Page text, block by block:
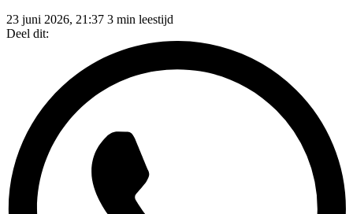
23 juni 2026, 21:37 3 min leestijd
Deel dit: